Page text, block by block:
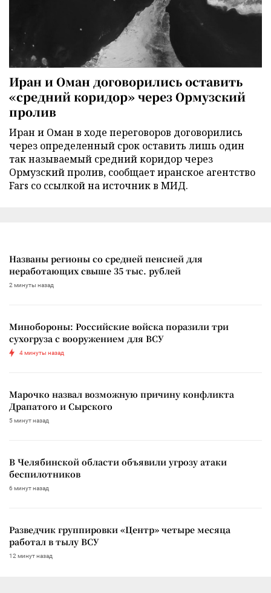
Иран и Оман договорились оставить
«средний коридор» через Ормузский
пролив
Иран и Оман в ходе переговоров договорились
через определенный срок оставить лишь один
так называемый средний коридор через
Ормузский пролив, сообщает иранское агентство
Fars со ссылкой на источник в МИД.
Названы регионы со средней пенсией для
неработающих свыше 35 тыс. рублей
2 минуты назад
Минобороны: Российские войска поразили три
сухогруза с вооружением для ВСУ
4 минуты назад
Марочко назвал возможную причину конфликта
Драпатого и Сырского
5 минут назад
В Челябинской области объявили угрозу атаки
беспилотников
6 минут назад
Разведчик группировки «Центр» четыре месяца
работал в тылу ВСУ
12 минут назад